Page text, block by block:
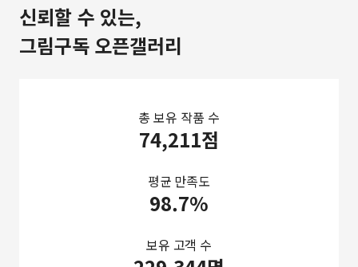
신뢰할 수 있는,
그림구독 오픈갤러리
총 보유 작품 수
74,211점
평균 만족도
98.7%
보유 고객 수